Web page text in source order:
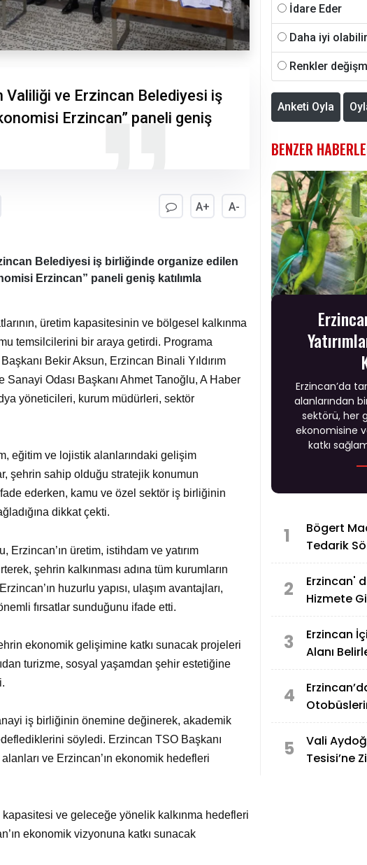
ve Erzincan Belediyesi iş
Erzincan” paneli geniş
A+ A-
Belediyesi iş birliğinde organize edilen
Erzincan” paneli geniş katılımla
üretim kapasitesinin ve bölgesel kalkınma
temsilcilerini bir araya getirdi. Programa
Bekir Aksun, Erzincan Binali Yıldırım
Odası Başkanı Ahmet Tanoğlu, A Haber
yöneticileri, kurum müdürleri, sektör
eğitim ve lojistik alanlarındaki gelişim
şehrin sahip olduğu stratejik konumun
ederken, kamu ve özel sektör iş birliğinin
dikkat çekti.
üretim, istihdam ve yatırım
şehrin kalkınması adına tüm kurumların
huzurlu yapısı, ulaşım avantajları,
fırsatlar sunduğunu ifade etti.
ekonomik gelişimine katkı sunacak projeleri
turizme, sosyal yaşamdan şehir estetiğine
iş birliğinin önemine değinerek, akademik
söyledi. Erzincan TSO Başkanı
ve Erzincan’ın ekonomik hedefleri
kapasitesi ve geleceğe yönelik kalkınma hedefleri
ekonomik vizyonuna katkı sunacak
İdare Eder
Daha iyi
Renkler
Anketi Oyla
BENZER
Erzincan’da
alanlarından
sektörü, her
ekonomisine
katkı
1
Bögert
Tedarik
2
Erzincan'
Hizmete
3
Erzincan
Alanı
4
5
Vali
Tesisi’ne